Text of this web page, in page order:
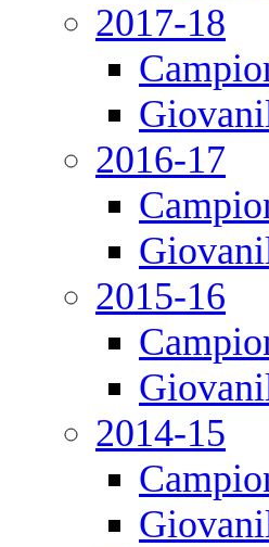
2017-18
2016-17
2015-16
2014-15